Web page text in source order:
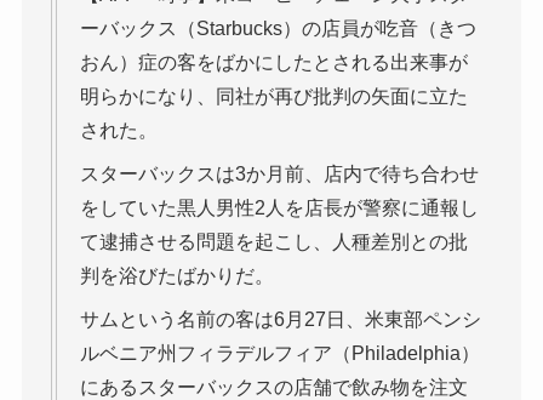
ーバックス（Starbucks）の店員が吃音（きつ
おん）症の客をばかにしたとされる出来事が
明らかになり、同社が再び批判の矢面に立た
された。
スターバックスは3か月前、店内で待ち合わせ
をしていた黒人男性2人を店長が警察に通報し
て逮捕させる問題を起こし、人種差別との批
判を浴びたばかりだ。
サムという名前の客は6月27日、米東部ペンシ
ルベニア州フィラデルフィア（Philadelphia）
にあるスターバックスの店舗で飲み物を注文